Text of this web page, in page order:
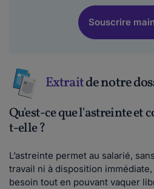
Souscrire
Extraitde notre
Qu'est-ce que l'astreinte et
t-elle ?
L’astreinte permet au salarié,
travail ni à disposition
besoin tout en pouvant vaquer